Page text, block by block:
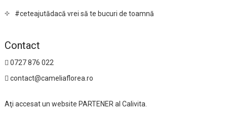
#ceteajutădacă vrei să te bucuri de toamnă
Contact
0727 876 022
contact@cameliaflorea.ro
Aţi accesat un website PARTENER al Calivita.